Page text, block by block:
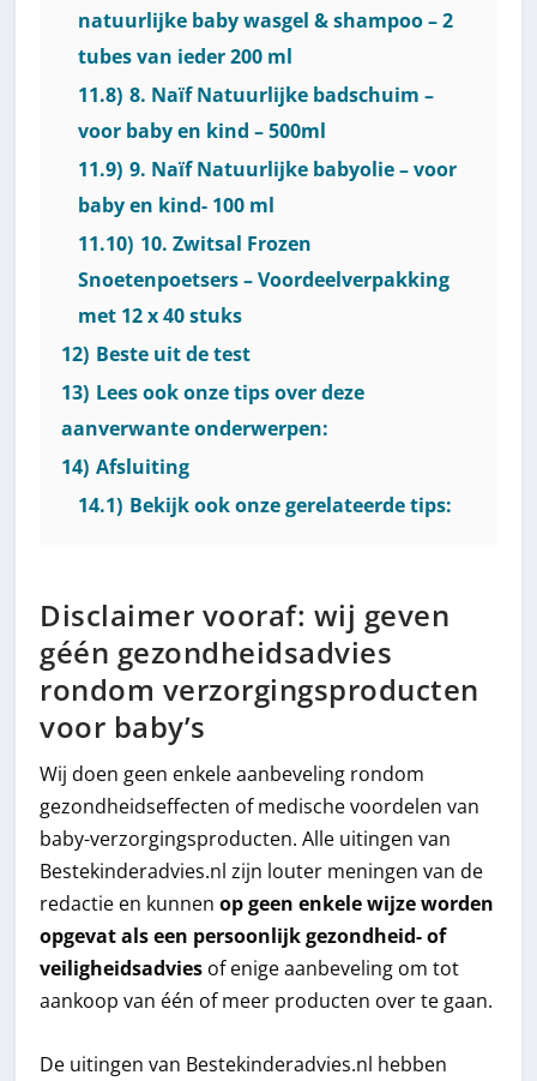
natuurlijke baby wasgel & shampoo – 2
tubes van ieder 200 ml
11.8) 8. Naïf Natuurlijke badschuim –
voor baby en kind – 500ml
11.9) 9. Naïf Natuurlijke babyolie – voor
baby en kind- 100 ml
11.10) 10. Zwitsal Frozen
Snoetenpoetsers – Voordeelverpakking
met 12 x 40 stuks
12) Beste uit de test
13) Lees ook onze tips over deze
aanverwante onderwerpen:
14) Afsluiting
14.1) Bekijk ook onze gerelateerde tips:
Disclaimer vooraf: wij geven
géén gezondheidsadvies
rondom verzorgingsproducten
voor baby’s
Wij doen geen enkele aanbeveling rondom
gezondheidseffecten of medische voordelen van
baby-verzorgingsproducten. Alle uitingen van
Bestekinderadvies.nl zijn louter meningen van de
redactie en kunnenop geen enkele wijze worden
opgevat als een persoonlijk gezondheid- of
veiligheidsadvies of enige aanbeveling om tot
aankoop van één of meer producten over te gaan.
De uitingen van Bestekinderadvies.nl hebben